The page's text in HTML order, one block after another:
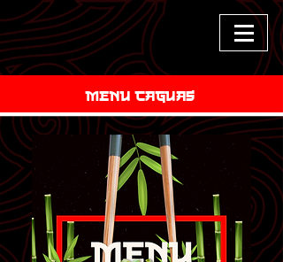
MENU CAGUAS